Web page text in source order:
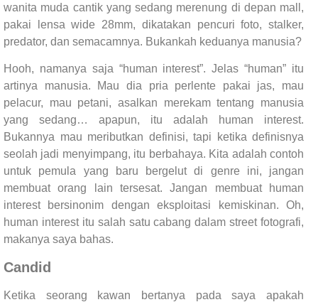
wanita muda cantik yang sedang merenung di depan mall,
pakai lensa wide 28mm, dikatakan pencuri foto, stalker,
predator, dan semacamnya. Bukankah keduanya manusia?
Hooh, namanya saja “human interest”. Jelas “human” itu
artinya manusia. Mau dia pria perlente pakai jas, mau
pelacur, mau petani, asalkan merekam tentang manusia
yang sedang… apapun, itu adalah human interest.
Bukannya mau meributkan definisi, tapi ketika definisnya
seolah jadi menyimpang, itu berbahaya. Kita adalah contoh
untuk pemula yang baru bergelut di genre ini, jangan
membuat orang lain tersesat. Jangan membuat human
interest bersinonim dengan eksploitasi kemiskinan. Oh,
human interest itu salah satu cabang dalam street fotografi,
makanya saya bahas.
Candid
Ketika seorang kawan bertanya pada saya apakah